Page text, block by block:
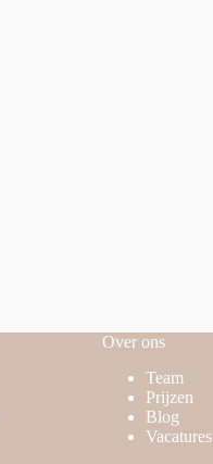
Over ons
Team
Prijzen
Blog
Vacatures